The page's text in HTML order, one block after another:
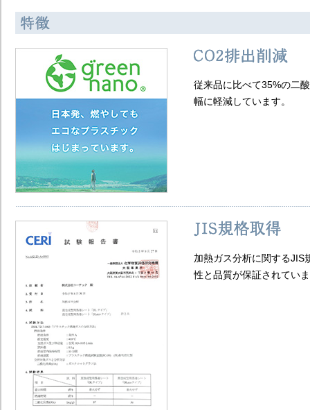
従来品に比べて35%の二
幅に軽減しています。​
加熱ガス分析に関するJIS
性と品質が保証されてい